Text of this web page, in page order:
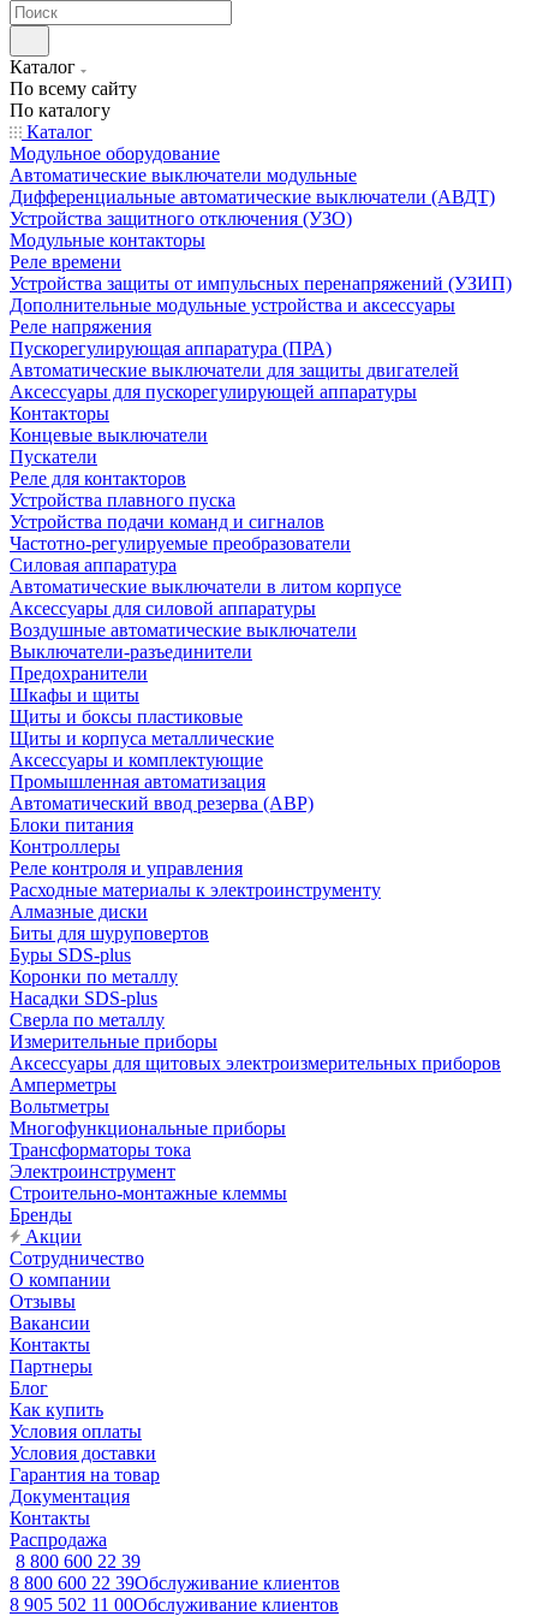
Каталог
По всему сайту
По каталогу
Каталог
Модульное оборудование
Автоматические выключатели модульные
Дифференциальные автоматические выключатели (АВДТ)
Устройства защитного отключения (УЗО)
Модульные контакторы
Реле времени
Устройства защиты от импульсных перенапряжений (УЗИП)
Дополнительные модульные устройства и аксессуары
Реле напряжения
Пускорегулирующая аппаратура (ПРА)
Автоматические выключатели для защиты двигателей
Аксессуары для пускорегулирующей аппаратуры
Контакторы
Концевые выключатели
Пускатели
Реле для контакторов
Устройства плавного пуска
Устройства подачи команд и сигналов
Частотно-регулируемые преобразователи
Силовая аппаратура
Автоматические выключатели в литом корпусе
Аксессуары для силовой аппаратуры
Воздушные автоматические выключатели
Выключатели-разъединители
Предохранители
Шкафы и щиты
Щиты и боксы пластиковые
Щиты и корпуса металлические
Аксессуары и комплектующие
Промышленная автоматизация
Автоматический ввод резерва (АВР)
Блоки питания
Контроллеры
Реле контроля и управления
Расходные материалы к электроинструменту
Алмазные диски
Биты для шуруповертов
Буры SDS-plus
Коронки по металлу
Насадки SDS-plus
Сверла по металлу
Измерительные приборы
Аксессуары для щитовых электроизмерительных приборов
Амперметры
Вольтметры
Многофункциональные приборы
Трансформаторы тока
Электроинструмент
Строительно-монтажные клеммы
Бренды
Акции
Сотрудничество
О компании
Отзывы
Вакансии
Контакты
Партнеры
Блог
Как купить
Условия оплаты
Условия доставки
Гарантия на товар
Документация
Контакты
Распродажа
8 800 600 22 39
8 800 600 22 39Обслуживание клиентов
8 905 502 11 00Обслуживание клиентов